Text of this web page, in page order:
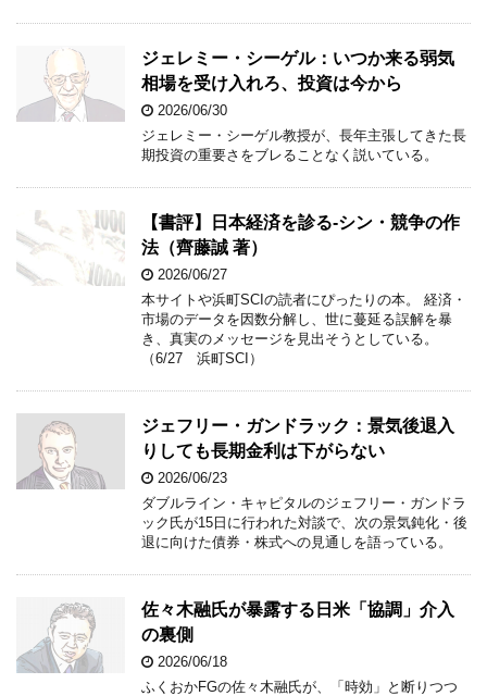
ジェレミー・シーゲル：いつか来る弱気
相場を受け入れろ、投資は今から
2026/06/30
ジェレミー・シーゲル教授が、長年主張してきた長
期投資の重要さをブレることなく説いている。
【書評】日本経済を診る-シン・競争の作
法（齊藤誠 著）
2026/06/27
本サイトや浜町SCIの読者にぴったりの本。 経済・
市場のデータを因数分解し、世に蔓延る誤解を暴
き、真実のメッセージを見出そうとしている。
（6/27 浜町SCI）
ジェフリー・ガンドラック：景気後退入
りしても長期金利は下がらない
2026/06/23
ダブルライン・キャピタルのジェフリー・ガンドラ
ック氏が15日に行われた対談で、次の景気鈍化・後
退に向けた債券・株式への見通しを語っている。
佐々木融氏が暴露する日米「協調」介入
の裏側
2026/06/18
ふくおかFGの佐々木融氏が、「時効」と断りつつ